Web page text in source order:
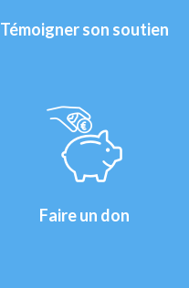
Témoigner son soutien
Faire un don